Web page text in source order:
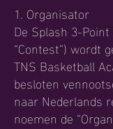
1. Organisator
De Splash 3-
“Contest”) wordt
TNS Basketball
besloten
naar Nederlands
noemen de